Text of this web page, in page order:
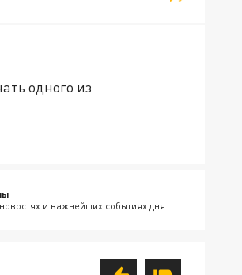
одного из
и важнейших событиях дня.